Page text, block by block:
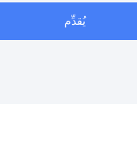
يُقدِّم